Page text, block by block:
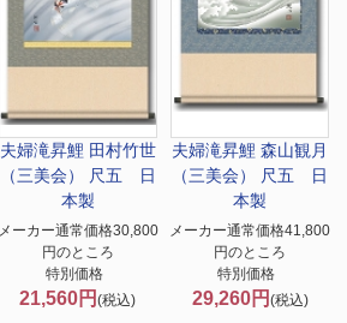
夫婦滝昇鯉 田村竹世
（三美会） 尺五 日
本製
メーカー通常価格30,800
円のところ
特別価格
21,560円(税込)
夫婦滝昇鯉 森山観月
（三美会） 尺五 日
本製
メーカー通常価格41,800
円のところ
特別価格
29,260円 (税込)